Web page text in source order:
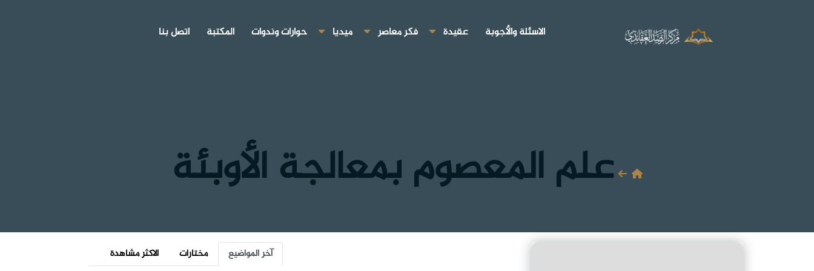
الاسئلة والأجوبة عقيدة فكر معاصر ميديا حوارات وندوات المكتبة اتصل بنا
علم المعصوم بمعالجة الأوبئة
آخر المواضيع مختارات
الاكثر مشاهدة